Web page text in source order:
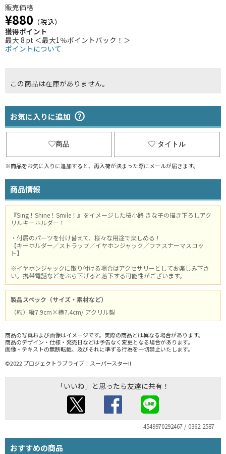
販売価格
¥880 （税込）
獲得ポイント
最大 8 pt ＜最大1％ポイントバック！＞
ポイントについて
この商品は在庫がありません。
お気に入りに追加
商品 タイトル
※商品をお気に入りに追加すると、再入荷が決まった際にメールが届きます。
商品情報
『Sing！Shine！Smile！』をイメージした桜小路 きな子の描き下ろしアク
リルキーホルダー！
・付属のパーツを付け替えて、様々な用途で楽しめる！
【キーホルダー／ストラップ／イヤホンジャック／ファスナーマスコッ
ト】
※イヤホンジャックに取り付ける場合はアクセサリーとしてお楽しみ下さ
い。携帯電話などをぶら下げると落下する可能性がございます。
製品スペック（サイズ・素材など）
（約）縦7.9cm×横7.4cm/ アクリル製
商品の写真および画像はイメージです。実際の商品とは異なる場合があります。
商品のデザイン・仕様・発売日などは予告なく変更となる場合があります。
画像・テキストの無断転載、及びそれに準ずる行為を一切禁止いたします。
©2022 プロジェクトラブライブ！スーパースター!!
「いいね」と思ったら友達に共有！
4549970292467 / 0362-2587
おすすめの商品